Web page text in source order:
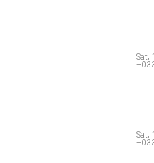
Sat,
Sat,